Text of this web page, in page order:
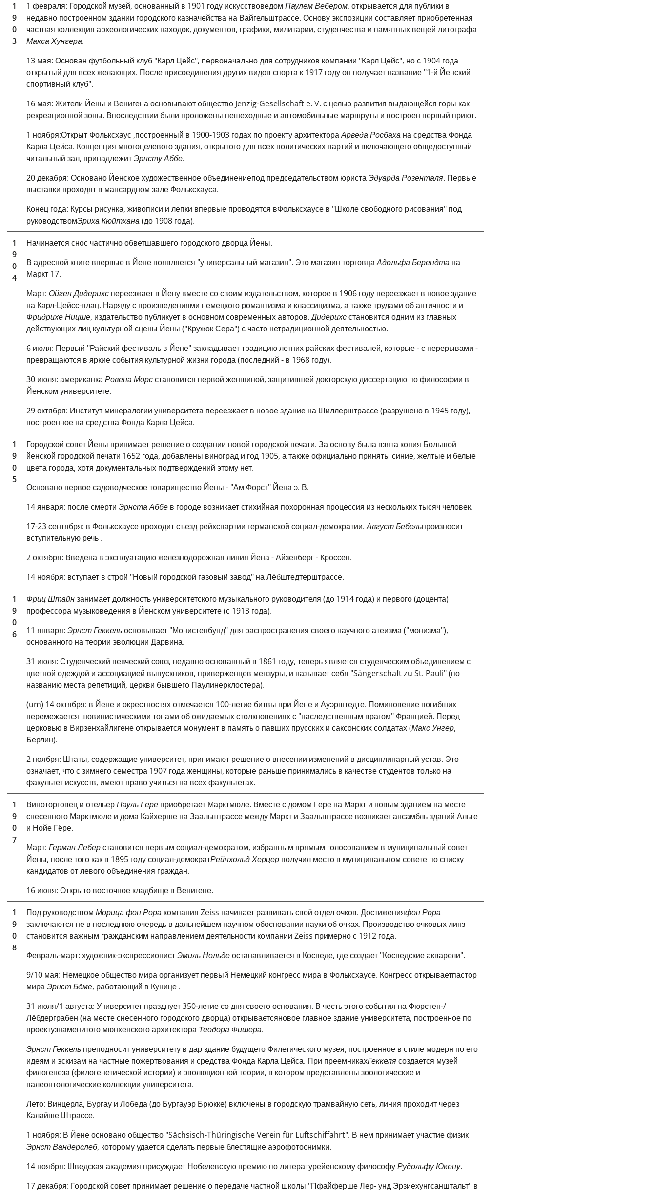
1
9
0
3
1 февраля: Городской музей, основанный в 1901 году искусствоведом Паулем Вебером, открывается для публики в
недавно построенном здании городского казначейства на Вайгельштрассе. Основу экспозиции составляет приобретенная
частная коллекция археологических находок, документов, графики, милитарии, студенчества и памятных вещей литографа
Макса Хунгера.
13 мая: Основан футбольный клуб "Карл Цейс", первоначально для сотрудников компании "Карл Цейс", но с 1904 года
открытый для всех желающих. После присоединения других видов спорта к 1917 году он получает название "1-й Йенский
спортивный клуб".
16 мая: Жители Йены и Венигена основывают общество Jenzig-Gesellschaft e. V. с целью развития выдающейся горы как
рекреационной зоны. Впоследствии были проложены пешеходные и автомобильные маршруты и построен первый приют.
1 ноября:Открыт Фольксхаус ,построенный в 1900-1903 годах по проекту архитектораАрведа Росбаха на средства Фонда
Карла Цейса. Концепция многоцелевого здания, открытого для всех политических партий и включающего общедоступный
читальный зал, принадлежитЭрнсту Аббе.
20 декабря: Основано Йенское художественное объединениепод председательством юристаЭдуарда Розенталя. Первые
выставки проходят в мансардном зале Фольксхауса.
Конец года: Курсы рисунка, живописи и лепки впервые проводятся вФольксхаусе в "Школе свободного рисования" под
руководствомЭриха Кюйтхана(до 1908 года).
1
9
0
4
Начинается снос частично обветшавшего городского дворца Йены.
В адресной книге впервые в Йене появляется "универсальный магазин". Это магазин торговцаАдольфа Берендта на
Маркт 17.
Март: Ойген Дидерихс переезжает в Йену вместе со своим издательством, которое в 1906 году переезжает в новое здание
на Карл-Цейсс-плац. Наряду с произведениями немецкого романтизма и классицизма, а также трудами об античности и
Фридрихе Ницше, издательство публикует в основном современных авторов.Дидерихсстановится одним из главных
действующих лиц культурной сцены Йены ("Кружок Сера") с часто нетрадиционной деятельностью.
6 июля: Первый "Райский фестиваль в Йене" закладывает традицию летних райских фестивалей, которые - с перерывами -
превращаются в яркие события культурной жизни города (последний - в 1968 году).
30 июля: американкаРовена Морсстановится первой женщиной, защитившей докторскую диссертацию по философии в
Йенском университете.
29 октября: Институт минералогии университета переезжает в новое здание на Шиллерштрассе (разрушено в 1945 году),
построенное на средства Фонда Карла Цейса.
1
9
0
5
Городской совет Йены принимает решение о создании новой городской печати. За основу была взята копия Большой
йенской городской печати 1652 года, добавлены виноград и год 1905, а также официально приняты синие, желтые и белые
цвета города, хотя документальных подтверждений этому нет.
Основано первое садоводческое товарищество Йены - "Ам Форст" Йена э. В.
14 января: после смерти Эрнста Аббе в городе возникает стихийная похоронная процессия из нескольких тысяч человек.
17-23 сентября: в Фольксхаусе проходит съезд рейхспартии германской социал-демократии.Август Бебельпроизносит
вступительную речь .
2 октября: Введена в эксплуатацию железнодорожная линия Йена - Айзенберг - Кроссен.
14 ноября: вступает в строй "Новый городской газовый завод" на Лёбштедтерштрассе.
1
9
0
6
Фриц Штайнзанимает должность университетского музыкального руководителя (до 1914 года) и первого (доцента)
профессора музыковедения в Йенском университете (с 1913 года).
11 января: Эрнст Геккельосновывает "Монистенбунд" для распространения своего научного атеизма ("монизма"),
основанного на теории эволюции Дарвина.
31 июля: Студенческий певческий союз, недавно основанный в 1861 году, теперь является студенческим объединением с
цветной одеждой и ассоциацией выпускников, приверженцев мензуры, и называет себя "Sängerschaft zu St. Pauli" (по
названию места репетиций, церкви бывшего Паулинерклостера).
(um) 14 октября: в Йене и окрестностях отмечается 100-летие битвы при Йене и Ауэрштедте. Поминовение погибших
перемежается шовинистическими тонами об ожидаемых столкновениях с "наследственным врагом" Францией. Перед
церковью в Вирзенхайлигенеоткрывается монумент в память о павших прусских и саксонских солдатах (Макс Унгер,
Берлин).
2 ноября: Штаты, содержащие университет, принимают решение о внесении изменений в дисциплинарный устав. Это
означает, что с зимнего семестра 1907 года женщины, которые раньше принимались в качестве студентов только на
факультет искусств, имеют право учиться на всех факультетах.
1
9
0
7
Виноторговец и отельерПауль Гёре приобретает Марктмюле. Вместе с домом Гёре на Маркт и новым зданием на месте
снесенного Марктмюле и дома Кайхерше на Заальштрассе между Маркт и Заальштрассе возникает ансамбль зданий Альте
и Нойе Гёре.
Март: Герман Леберстановится первым социал-демократом, избранным прямым голосованием в муниципальный совет
Йены, после того как в 1895 годусоциал-демократРейнхольд Херцер получил место в муниципальном совете по списку
кандидатов от левого объединения граждан.
16 июня: Открыто восточное кладбище в Венигене.
1
9
0
8
Под руководством Морица фон Рора компания Zeiss начинает развивать свой отдел очков. Достиженияфон Рора
заключаются не в последнюю очередь в дальнейшем научном обосновании науки об очках. Производство очковых линз
становится важным гражданским направлением деятельности компании Zeiss примерно с 1912 года.
Февраль-март: художник-экспрессионистЭмиль Нольдеостанавливается в Коспеде, где создает "Коспедские акварели".
9/10 мая: Немецкое общество мира организует первый Немецкий конгресс мира в Фольксхаусе. Конгрессоткрываетпастор
мираЭрнст Бёме, работающий в Кунице .
31 июля/1 августа: Университет празднует 350-летие со дня своего основания. В честь этого события на Фюрстен-/
Лёбдерграбен (на месте снесенного городского дворца) открываетсяновое главное здание университета, построенное по
проектузнаменитого мюнхенского архитектора Теодора Фишера.
Эрнст Геккель преподносит университету в дар здание будущего Филетического музея, построенное в стиле модерн по его
идеям и эскизам на частные пожертвования и средства Фонда Карла Цейса. При преемникахГеккелясоздается музей
филогенеза (филогенетической истории) и эволюционной теории, в котором представлены зоологические и
палеонтологические коллекции университета.
Лето: Винцерла, Бургау и Лобеда (до Бургауэр Брюкке) включены в городскую трамвайную сеть, линия проходит через
Калайше Штрассе.
1 ноября: В Йене основано общество "Sächsisch-Thüringische Verein für Luftschiffahrt". В нем принимает участие физик
Эрнст Вандерслеб, которому удается сделать первые блестящие аэрофотоснимки.
14 ноября: Шведская академия присуждает Нобелевскую премию по литературейенскому философуРудольфу Юкену.
17 декабря: Городской совет принимает решение о передаче частной школы "Пфайферше Лер- унд Эрзиехунгсанштальт" в